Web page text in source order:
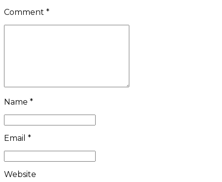
Comment *
Name *
Email *
Website